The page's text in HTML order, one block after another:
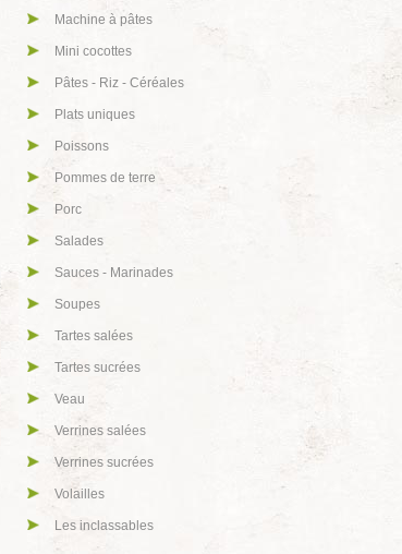
Machine à pâtes
Mini cocottes
Pâtes - Riz - Céréales
Plats uniques
Poissons
Pommes de terre
Porc
Salades
Sauces - Marinades
Soupes
Tartes salées
Tartes sucrées
Veau
Verrines salées
Verrines sucrées
Volailles
Les inclassables